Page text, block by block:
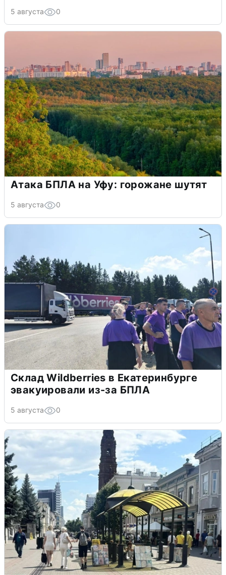
5 августа 0
Атака БПЛА на Уфу: горожане шутят
5 августа 0
Склад Wildberries в Екатеринбурге
эвакуировали из-за БПЛА
5 августа 0